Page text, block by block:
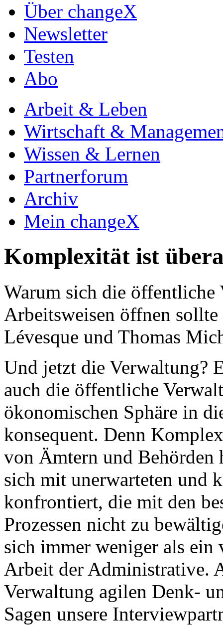
Über changeX
Newsletter
Testen
Abo
Arbeit & Leben
Wirtschaft &
Wissen & Lernen
Partnerforum
Archiv
Mein changeX
Komplexität ist
Warum sich die
Arbeitsweisen öffnen
Lévesque und Thomas
Und jetzt die Verwaltung?
auch die öffentliche
ökonomischen Sphäre in
konsequent. Denn
von Ämtern und Behörden
sich mit unerwarteten und
konfrontiert, die mit den
Prozessen nicht zu
sich immer weniger als ein
Arbeit der Administrative.
Verwaltung agilen Denk-
Sagen unsere